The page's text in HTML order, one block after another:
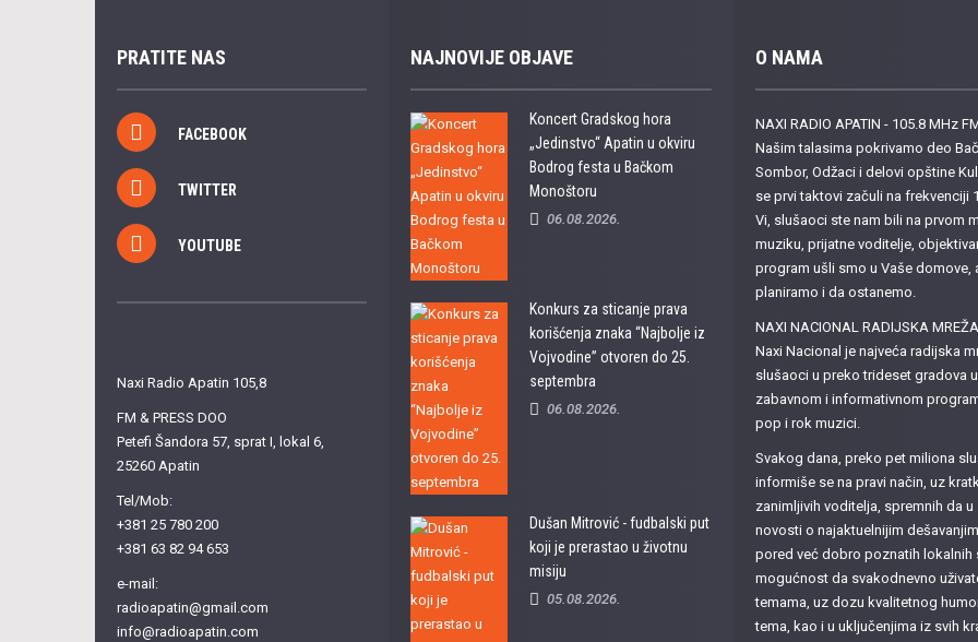
PRATITE NAS
FACEBOOK
TWITTER
YOUTUBE
Naxi Radio Apatin 105,8
FM & PRESS DOO
Petefi Šandora 57, sprat I, lokal 6,
25260 Apatin
Tel/Mob:
+381 25 780 200
+381 63 82 94 653
e-mail:
radioapatin@gmail.com
info@radioapatin.com
NAJNOVIJE OBJAVE
Koncert Gradskog hora
„Jedinstvo“ Apatin u okviru
Bodrog festa u Bačkom
Monoštoru
06.08.2026.
Konkurs za sticanje prava
korišćenja znaka “Najbolje iz
Vojvodine” otvoren do 25.
septembra
06.08.2026.
Dušan Mitrović - fudbalski put
koji je prerastao u životnu
misiju
05.08.2026.
O NAMA
NAXI RADIO APATIN - 105.8 MHz
Našim talasima pokrivamo deo
Sombor, Odžaci i delovi opštine
se prvi taktovi začuli na frekvenciji
Vi, slušaoci ste nam bili na prvom
muziku, prijatne voditelje,
program ušli smo u Vaše domove,
planiramo i da ostanemo.
NAXI NACIONAL RADIJSKA MREŽA
Naxi Nacional je najveća radijska
slušaoci u preko trideset gradova
zabavnom i informativnom
pop i rok muzici.
Svakog dana, preko pet miliona
informiše se na pravi način, uz
zanimljivih voditelja, spremnih da
novosti o najaktuelnijim
pored već dobro poznatih lokalnih
mogućnost da svakodnevno
temama, uz dozu kvalitetnog
tema, kao i u uključenjima iz svih